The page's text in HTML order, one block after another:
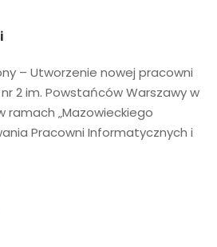
– Utworzenie nowej pracowni
2 im. Powstańców Warszawy w
ramach „Mazowieckiego
Pracowni Informatycznych i